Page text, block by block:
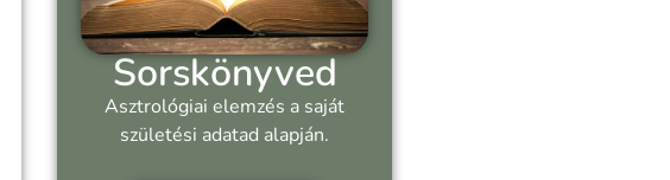
Sorskönyved
Asztrológiai elemzés a saját
születési adatad alapján.